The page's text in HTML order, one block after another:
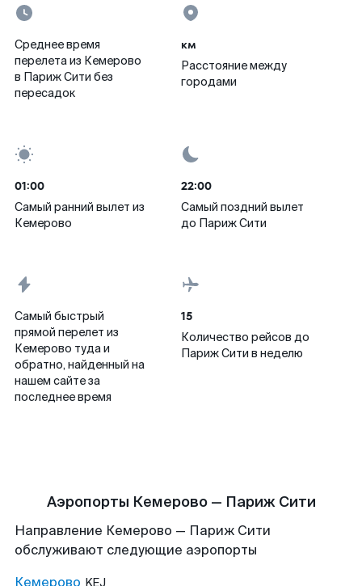
Среднее время
перелета из Кемерово
в Париж Сити без
пересадок
км
Расстояние между
городами
01:00
Самый ранний вылет из
Кемерово
22:00
Самый поздний вылет
до Париж Сити
Самый быстрый
прямой перелет из
Кемерово туда и
обратно, найденный на
нашем сайте за
последнее время
15
Количество рейсов до
Париж Сити в неделю
Аэропорты Кемерово — Париж Сити
Направление Кемерово — Париж Сити
обслуживают следующие аэропорты
Кемерово KEJ